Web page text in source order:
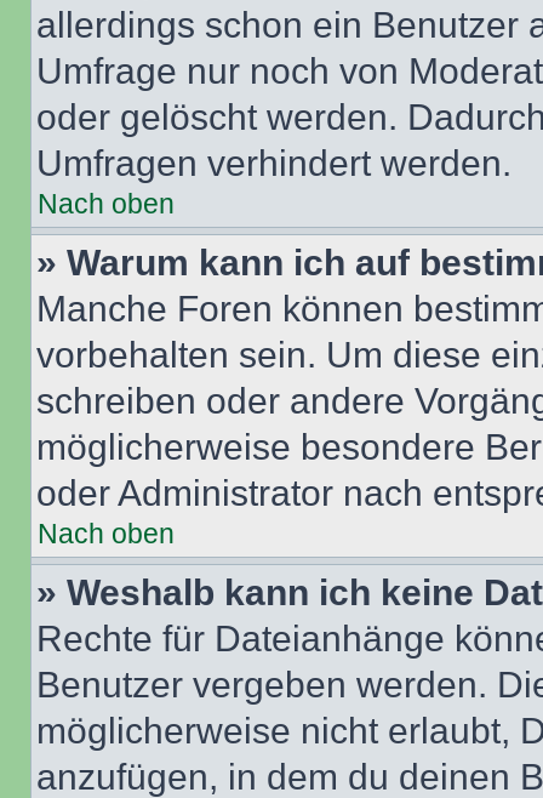
allerdings schon ein Benutzer
Umfrage nur noch von
oder gelöscht werden.
Umfragen verhindert werden.
Nach oben
» Warum kann ich auf
Manche Foren können
vorbehalten sein. Um diese
schreiben oder andere
möglicherweise besondere
oder Administrator nach
Nach oben
» Weshalb kann ich keine
Rechte für Dateianhänge
Benutzer vergeben werden.
möglicherweise nicht erlaubt,
anzufügen, in dem du deinen